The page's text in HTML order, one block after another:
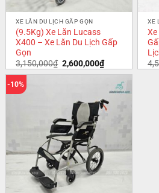
XE LĂN DU LỊCH GẤP GỌN
(9.5Kg) Xe Lăn Lucass
X400 – Xe Lăn Du Lịch Gấp
Gọn
3,150,000₫ 2,600,000₫
XE
-10%